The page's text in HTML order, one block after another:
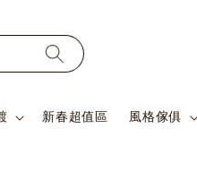
新春超值區 風格傢俱